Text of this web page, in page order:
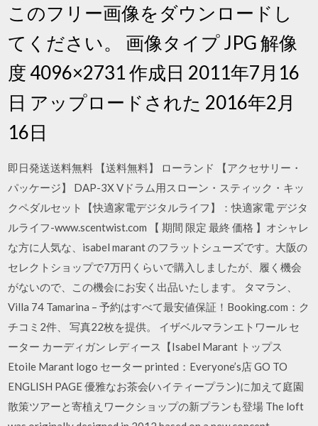
このフリー画像をダウンロードし
てください。 画像タイプ JPG 解像
度 4096×2731 作成日 2011年7月16
日 アップロードされた 2016年2月
16日
即日発送送料無料 【送料無料】 ローランド 【アクセサリー・
パッケージ】 DAP-3X Vドラム用スローン・スティック・キッ
クペダルセット【快適家電デジタルライフ】：快適家電 デジタ
ルライフ-www.scentwist.com 【 期間 限定 最終 価格 】オシャレ
な方に人気な、isabel marant のフラットシューズです。大阪の
セレクトショップで7万円くらいで購入しましたが、履く機会
がないので、この機会にお安く出品いたします。 タマラン、
Villa 74 Tamarina – 予約はすべて最安値保証！Booking.com：ク
チコミ2件、 写真22枚を提供。 イザベルマランエトワール セ
ーター カーディガン レディース【Isabel Marant トップス
Etoile Marant logo セーター printed：Everyone’s店 GO TO
ENGLISH PAGE 優雅なお茶会(ハイティープラン)に加えて庭園
散策ツアーと寄植えワークショップの新プランも登場 The loft